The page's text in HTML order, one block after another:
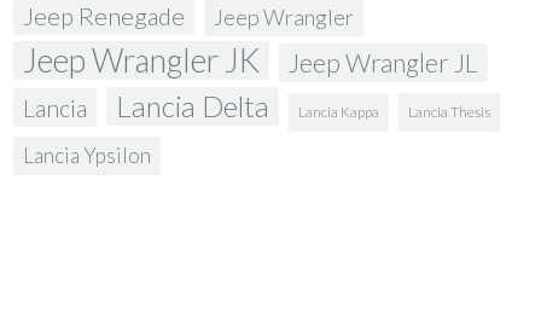
Jeep Renegade Jeep Wrangler
Jeep Wrangler JK Jeep Wrangler JL
Lancia Lancia Delta Lancia Kappa Lancia Thesis
Lancia Ypsilon